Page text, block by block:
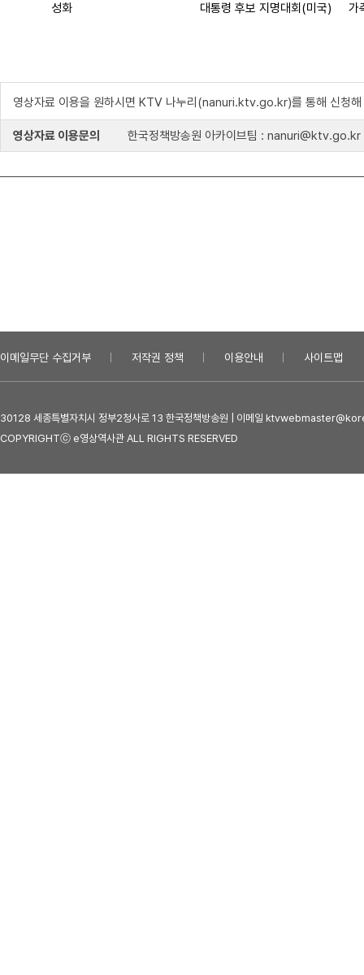
성화 대통령 후보 지명대회(미국) 가
영상자료 이용을 원하시면 KTV 나누리(nanuri.ktv.go.kr)를 통해 신청해
영상자료 이용문의 한국정책방송원 아카이브팀 : nanuri@ktv.go.kr
이메일무단 수집거부 저작권 정책 이용안내 사이트맵
30128 세종특별자치시 정부2청사로 13 한국정책방송원 | 이메일
COPYRIGHTⓒ e영상역사관 ALL RIGHTS RESERVED